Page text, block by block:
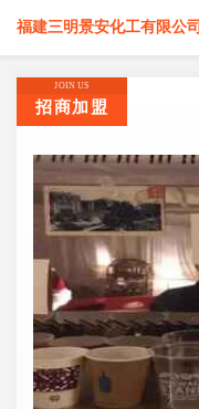
福建三明景安化工有限公司
JOIN US
招商加盟